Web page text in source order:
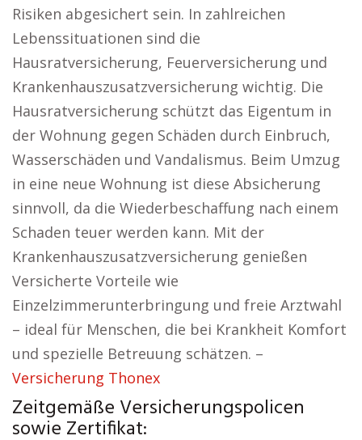
Risiken abgesichert sein. In zahlreichen
Lebenssituationen sind die
Hausratversicherung, Feuerversicherung und
Krankenhauszusatzversicherung wichtig. Die
Hausratversicherung schützt das Eigentum in
der Wohnung gegen Schäden durch Einbruch,
Wasserschäden und Vandalismus. Beim Umzug
in eine neue Wohnung ist diese Absicherung
sinnvoll, da die Wiederbeschaffung nach einem
Schaden teuer werden kann. Mit der
Krankenhauszusatzversicherung genießen
Versicherte Vorteile wie
Einzelzimmerunterbringung und freie Arztwahl
– ideal für Menschen, die bei Krankheit Komfort
und spezielle Betreuung schätzen. –
Versicherung Thonex
Zeitgemäße Versicherungspolicen
sowie Zertifikat: